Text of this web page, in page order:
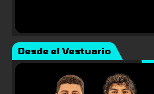
Desde el Vestuario